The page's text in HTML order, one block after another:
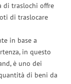
di traslochi offre
di traslocare
in base a
in questo
è uno dei
di beni da